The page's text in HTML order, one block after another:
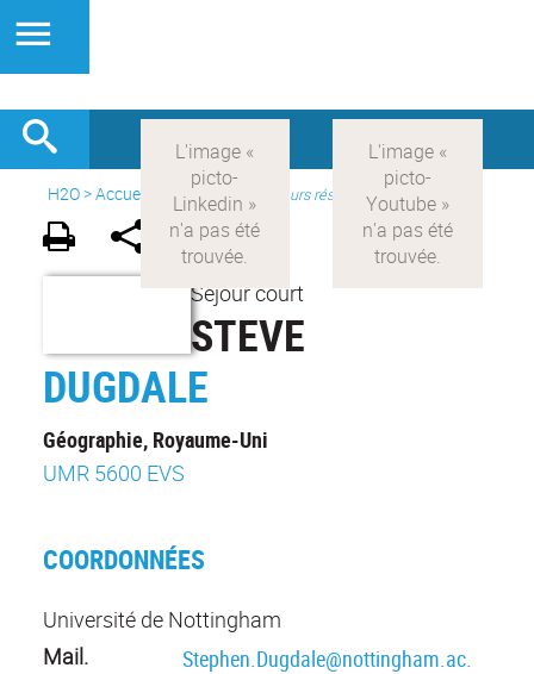
H2O>Accueil Actions > Chercheurs résidents
Séjour court
STEVE
DUGDALE
Géographie, Royaume-Uni
UMR 5600 EVS
COORDONNÉES
Université de Nottingham
Mail.
Stephen.Dugdale@nottingham.ac.uk